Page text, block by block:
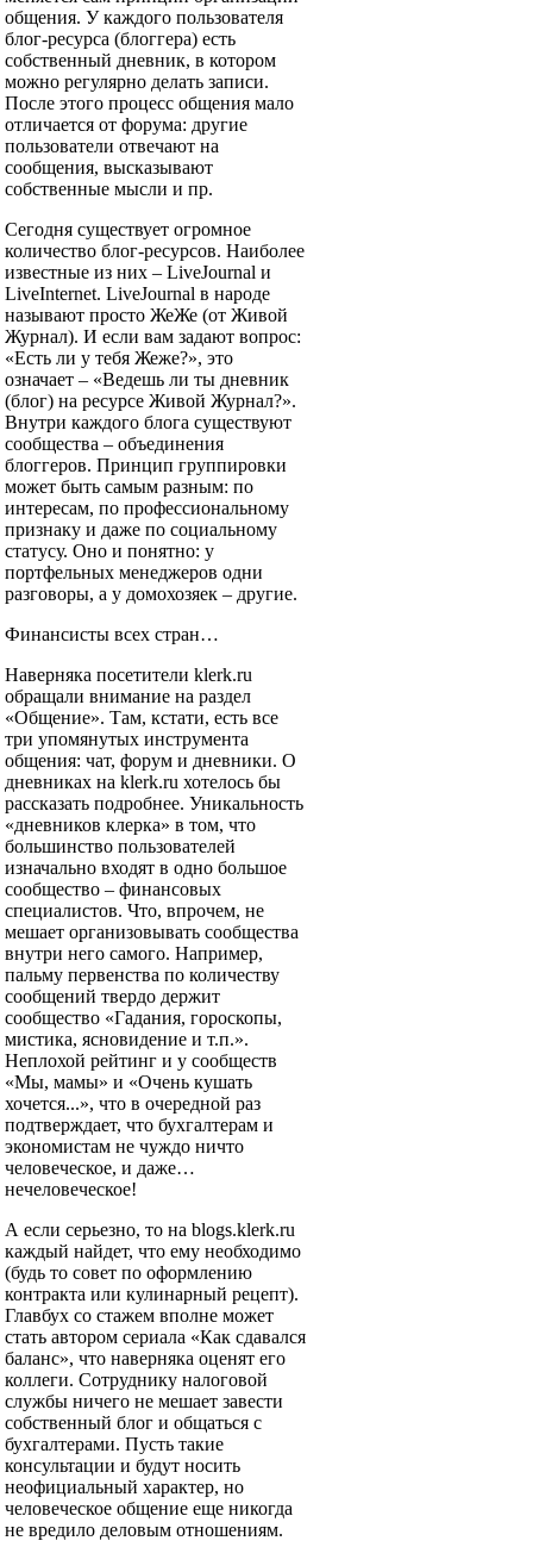
общения. У каждого пользователя
блог-ресурса (блоггера) есть
собственный дневник, в котором
можно регулярно делать записи.
После этого процесс общения мало
отличается от форума: другие
пользователи отвечают на
сообщения, высказывают
собственные мысли и пр.
Сегодня существует огромное
количество блог-ресурсов. Наиболее
известные из них – LiveJournal и
LiveInternet. LiveJournal в народе
называют просто ЖеЖе (от Живой
Журнал). И если вам задают вопрос:
«Есть ли у тебя Жеже?», это
означает – «Ведешь ли ты дневник
(блог) на ресурсе Живой Журнал?».
Внутри каждого блога существуют
сообщества – объединения
блоггеров. Принцип группировки
может быть самым разным: по
интересам, по профессиональному
признаку и даже по социальному
статусу. Оно и понятно: у
портфельных менеджеров одни
разговоры, а у домохозяек – другие.
Финансисты всех стран…
Наверняка посетители klerk.ru
обращали внимание на раздел
«Общение». Там, кстати, есть все
три упомянутых инструмента
общения: чат, форум и дневники. О
дневниках на klerk.ru хотелось бы
рассказать подробнее. Уникальность
«дневников клерка» в том, что
большинство пользователей
изначально входят в одно большое
сообщество – финансовых
специалистов. Что, впрочем, не
мешает организовывать сообщества
внутри него самого. Например,
пальму первенства по количеству
сообщений твердо держит
сообщество «Гадания, гороскопы,
мистика, ясновидение и т.п.».
Неплохой рейтинг и у сообществ
«Мы, мамы» и «Очень кушать
хочется...», что в очередной раз
подтверждает, что бухгалтерам и
экономистам не чуждо ничто
человеческое, и даже…
нечеловеческое!
А если серьезно, то на blogs.klerk.ru
каждый найдет, что ему необходимо
(будь то совет по оформлению
контракта или кулинарный рецепт).
Главбух со стажем вполне может
стать автором сериала «Как сдавался
баланс», что наверняка оценят его
коллеги. Сотруднику налоговой
службы ничего не мешает завести
собственный блог и общаться с
бухгалтерами. Пусть такие
консультации и будут носить
неофициальный характер, но
человеческое общение еще никогда
не вредило деловым отношениям.